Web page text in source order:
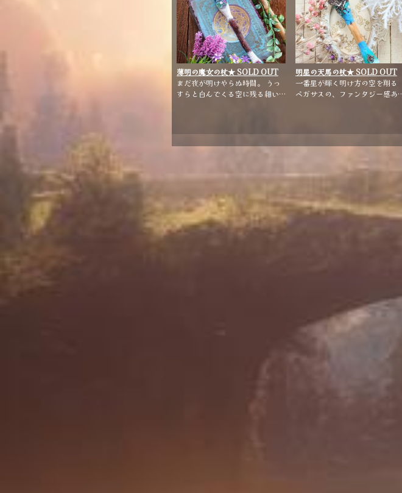
薄明の魔女の杖★ SOLD OUT
★【雑貨・小物】
まだ夜が明けやらぬ時間。 うっ
すらと白んでくる空に残る細い
デーションが美しいワンドで
す。
明星の天馬の杖★ SOLD OUT
★【雑貨・小物】
一番星が輝く明け方の空を翔る
ペガサスの、ファンタジー感あ
スフィアのアイリスクォーツは
角度によって虹が浮かびます。